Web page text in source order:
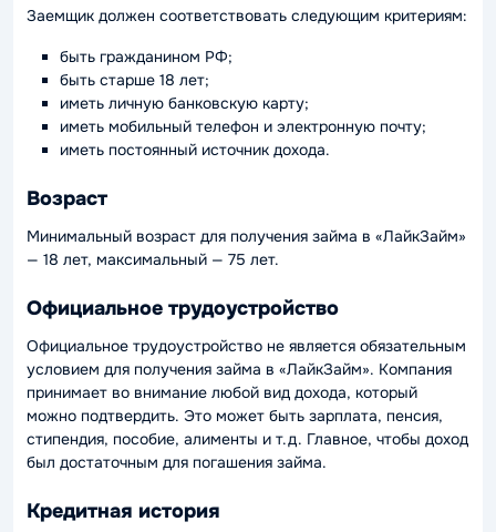
Заемщик должен соответствовать следующим критериям:
быть гражданином РФ;
быть старше 18 лет;
иметь личную банковскую карту;
иметь мобильный телефон и электронную почту;
иметь постоянный источник дохода.
Возраст
Минимальный возраст для получения займа в «ЛайкЗайм»
— 18 лет, максимальный — 75 лет.
Официальное трудоустройство
Официальное трудоустройство не является обязательным
условием для получения займа в «ЛайкЗайм». Компания
принимает во внимание любой вид дохода, который
можно подтвердить. Это может быть зарплата, пенсия,
стипендия, пособие, алименты и т.д. Главное, чтобы доход
был достаточным для погашения займа.
Кредитная история